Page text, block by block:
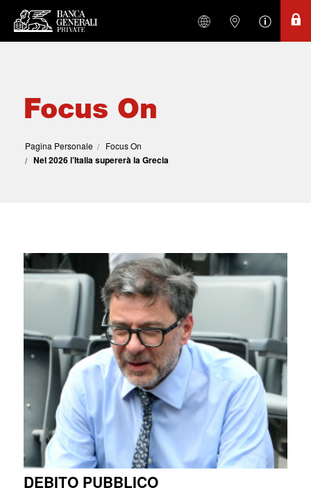
Focus On
Pagina Personale Focus On
Nel 2026 l’Italia supererà la Grecia
DEBITO PUBBLICO